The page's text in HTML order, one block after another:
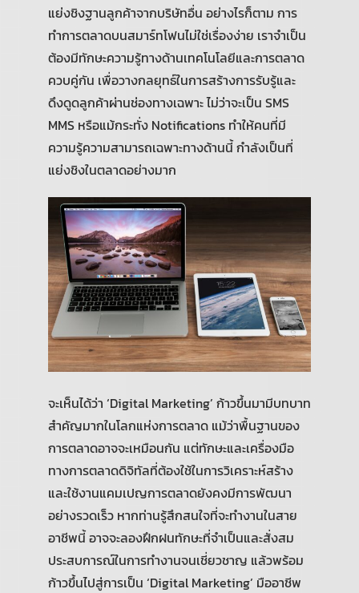
แย่งชิงฐานลูกค้าจากบริษัทอื่น อย่างไรก็ตาม การ
ทำการตลาดบนสมาร์ทโฟนไม่ใช่เรื่องง่าย เราจำเป็น
ต้องมีทักษะความรู้ทางด้านเทคโนโลยีและการตลาด
ควบคู่กัน เพื่อวางกลยุทธ์ในการสร้างการรับรู้และ
ดึงดูดลูกค้าผ่านช่องทางเฉพาะ ไม่ว่าจะเป็น SMS
MMS หรือแม้กระทั่ง Notifications ทำให้คนที่มี
ความรู้ความสามารถเฉพาะทางด้านนี้ กำลังเป็นที่
แย่งชิงในตลาดอย่างมาก
จะเห็นได้ว่า ‘Digital Marketing’ ก้าวขึ้นมามีบทบาท
สำคัญมากในโลกแห่งการตลาด แม้ว่าพื้นฐานของ
การตลาดอาจจะเหมือนกัน แต่ทักษะและเครื่องมือ
ทางการตลาดดิจิทัลที่ต้องใช้ในการวิเคราะห์สร้าง
และใช้งานแคมเปญการตลาดยังคงมีการพัฒนา
อย่างรวดเร็ว หากท่านรู้สึกสนใจที่จะทำงานในสาย
อาชีพนี้ อาจจะลองฝึกฝนทักษะที่จำเป็นและสั่งสม
ประสบการณ์ในการทำงานจนเชี่ยวชาญ แล้วพร้อม
ก้าวขึ้นไปสู่การเป็น ‘Digital Marketing’ มืออาชีพ